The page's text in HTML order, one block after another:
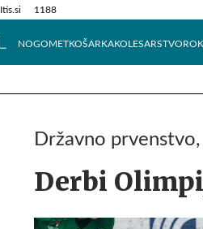
Itis.si 1188
NOGOMETKOŠARKAKOLESARSTVO
Tehnik
Državno
Derbi